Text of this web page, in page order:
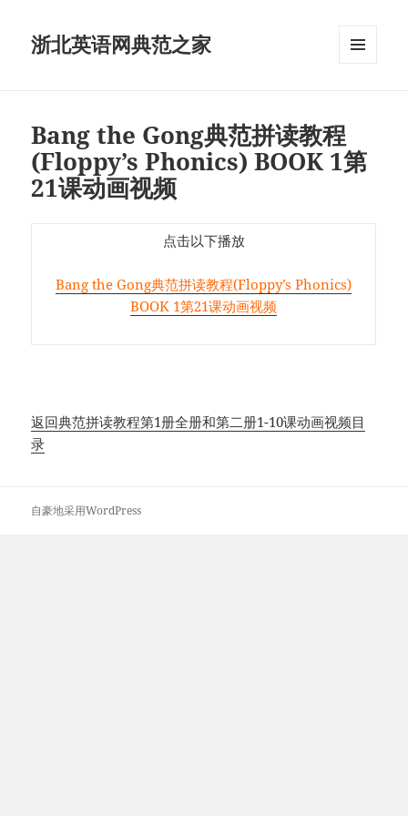
浙北英语网典范之家
Bang the Gong典范拼读教程
(Floppy’s Phonics) BOOK 1第
21课动画视频
点击以下播放
Bang the Gong典范拼读教程(Floppy’s Phonics)
BOOK 1第21课动画视频
返回典范拼读教程第1册全册和第二册1-10课动画视频目
录
自豪地采用WordPress